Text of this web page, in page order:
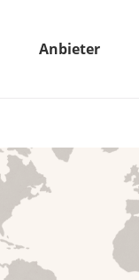
Anbieter